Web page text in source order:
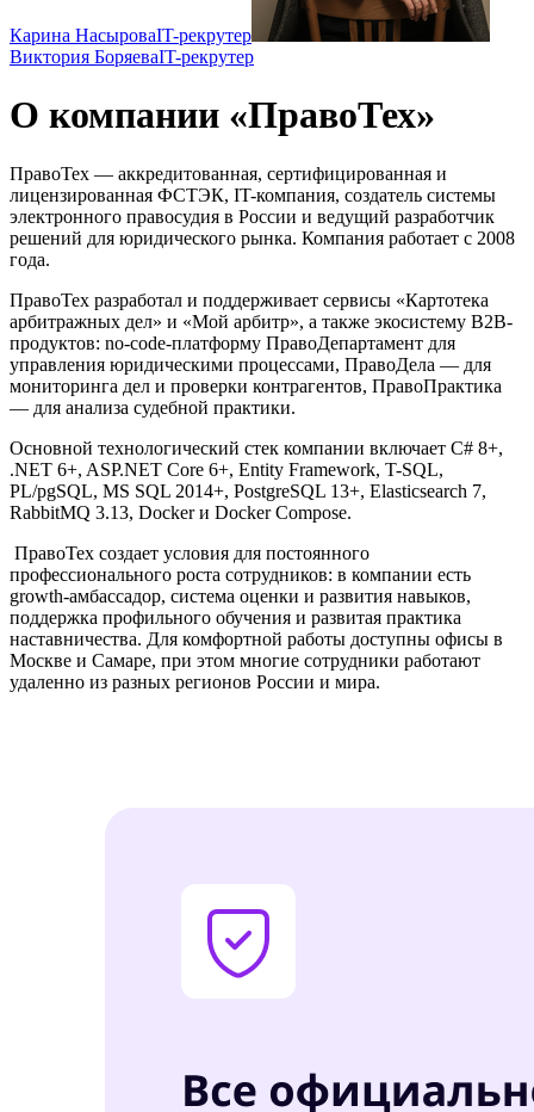
Карина НасыроваIT-рекрутер
Виктория БоряеваIT-рекрутер
О компании «ПравоТех»
ПравоТех — аккредитованная, сертифицированная и
лицензированная ФСТЭК, IT-компания, создатель системы
электронного правосудия в России и ведущий разработчик
решений для юридического рынка. Компания работает с 2008
года.
ПравоТех разработал и поддерживает сервисы «Картотека
арбитражных дел» и «Мой арбитр», а также экосистему B2B-
продуктов: no-code-платформу ПравоДепартамент для
управления юридическими процессами, ПравоДела — для
мониторинга дел и проверки контрагентов, ПравоПрактика
— для анализа судебной практики.
Основной технологический стек компании включает C# 8+,
.NET 6+, ASP.NET Core 6+, Entity Framework, T-SQL,
PL/pgSQL, MS SQL 2014+, PostgreSQL 13+, Elasticsearch 7,
RabbitMQ 3.13, Docker и Docker Compose.
ПравоТех создает условия для постоянного
профессионального роста сотрудников: в компании есть
growth-амбассадор, система оценки и развития навыков,
поддержка профильного обучения и развитая практика
наставничества. Для комфортной работы доступны офисы в
Москве и Самаре, при этом многие сотрудники работают
удаленно из разных регионов России и мира.